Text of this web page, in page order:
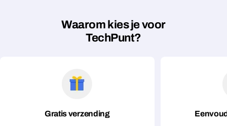
Waarom kies je voor
TechPunt?
Gratis verzending